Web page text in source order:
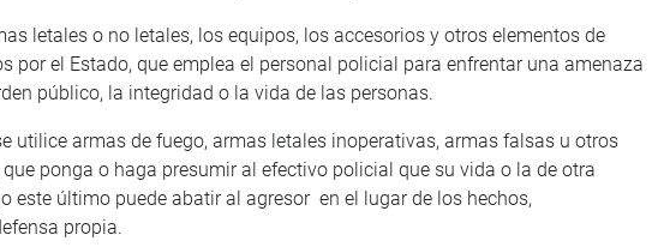
letales o no letales, los equipos, los accesorios y otros elementos de
por el Estado, que emplea el personal policial para enfrentar una amenaza
público, la integridad o la vida de las personas.
utilice armas de fuego, armas letales inoperativas, armas falsas u otros
ponga o haga presumir al efectivo policial que su vida o la de otra
este último puede abatir al agresor en el lugar de los hechos,
propia.